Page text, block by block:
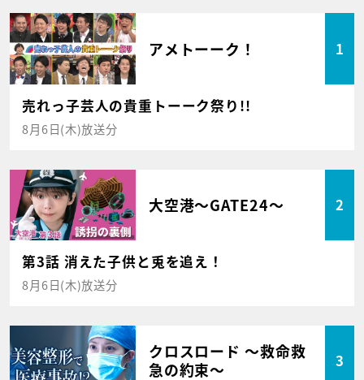
アメトーーク！ 1
売れっ子芸人の貴重トーーク祭り!!
8月6日(木)放送分
大空港～GATE24～ 2
第3話 消えた子供と兎を追え！
8月6日(木)放送分
クロスロード ～救命救
急の約束～
3